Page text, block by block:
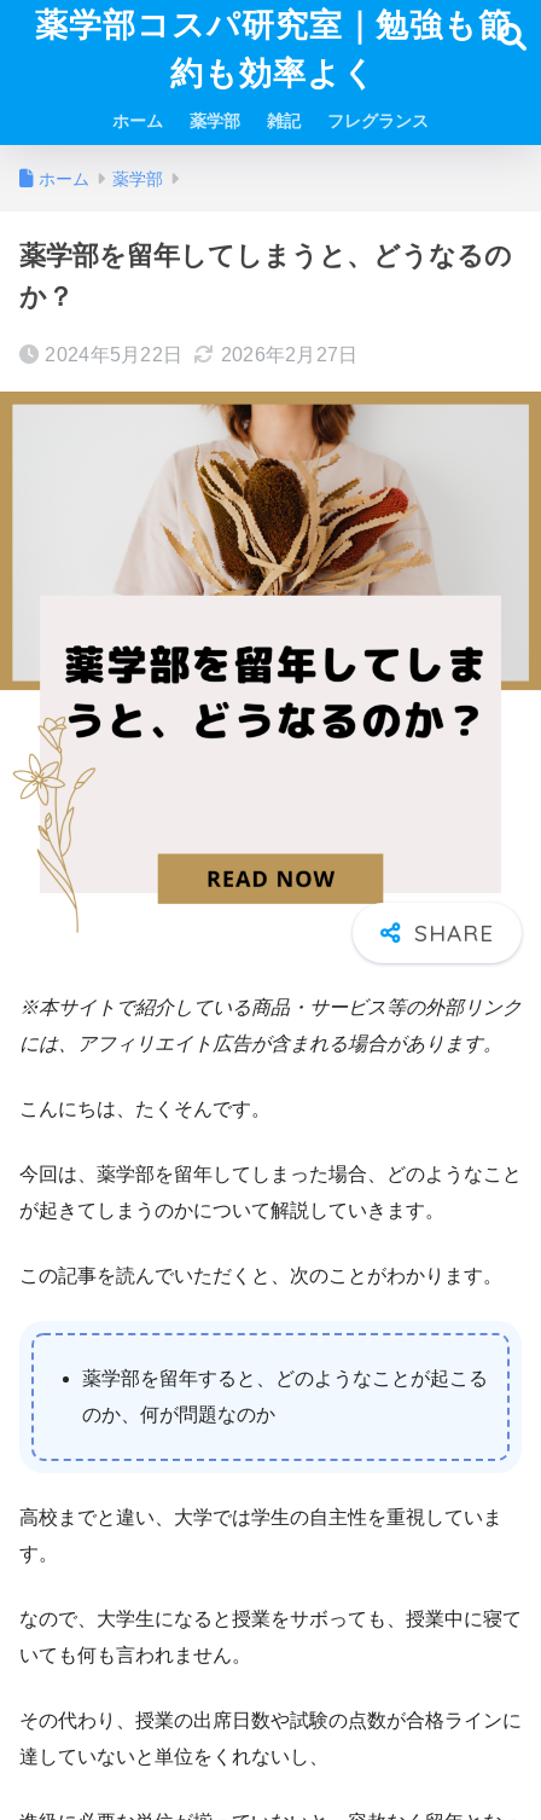
薬学部コスパ研究室｜勉強も節
約も効率よく
ホーム 薬学部 雑記 フレグランス
ホーム 薬学部
薬学部を留年してしまうと、どうなるの
か？
2024年5月22日 2026年2月27日
※本サイトで紹介している商品・サービス等の外部リンク
には、アフィリエイト広告が含まれる場合があります。
こんにちは、たくそんです。
今回は、薬学部を留年してしまった場合、どのようなこと
が起きてしまうのかについて解説していきます。
この記事を読んでいただくと、次のことがわかります。
薬学部を留年すると、どのようなことが起こる
のか、何が問題なのか
高校までと違い、大学では学生の自主性を重視していま
す。
なので、大学生になると授業をサボっても、授業中に寝て
いても何も言われません。
その代わり、授業の出席日数や試験の点数が合格ラインに
達していないと単位をくれないし、